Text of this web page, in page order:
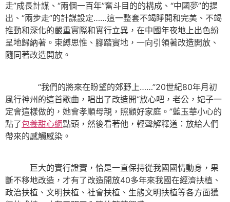
走”成長計謀、“兩個一百年”奮斗目的的構成、“中國夢”的提
出、“兩步走”的計謀設定……這一整套不竭睜開和完美、不竭
推動和深化的嚴重實際和實行立異，在中國年夜地上出色紛
呈地歸納著。束縛思惟、腳踏實地，一向引領著改造開放、
隨同著改造開放。
“我們的將來在盼望的郊野上……”20世紀80年月初
風行神州的這首歌曲，唱出了改造開“放心吧，老公，妃子一
定會這樣做的，她會孝順母親，照顧好家庭。”藍玉華小心的
點了包養甜心網點頭，然後看著他，輕聲解釋道：放給人們
帶來的感觸感染。
巨大的實行證實，恰是一直保持從我國國情動身，果
斷不移地改造，才有了改造開放40多年來我國在經濟扶植、
政治扶植、文明扶植、社會扶植、生態文明扶植等各方面獲